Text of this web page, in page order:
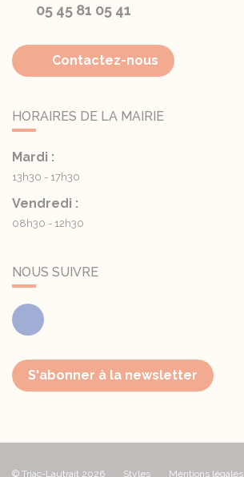
05 45 81 05 41
Contactez-nous
HORAIRES DE LA MAIRIE
Mardi :
13h30 - 17h30
Vendredi :
08h30 - 12h30
NOUS SUIVRE
Facebook
S'abonner à la newsletter
© Triac-Lautrait 2026 Styles Mentions légales